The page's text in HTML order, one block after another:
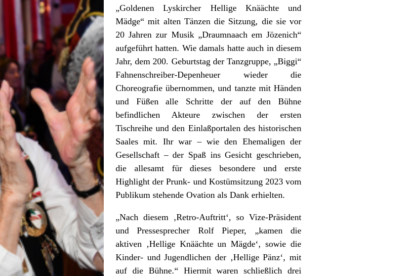
„Goldenen Lyskircher Hellige Knäächte und
Mädge“ mit alten Tänzen die Sitzung, die sie vor
20 Jahren zur Musik „Draumnaach em Jözenich“
aufgeführt hatten. Wie damals hatte auch in diesem
Jahr, dem 200. Geburtstag der Tanzgruppe, „Biggi“
Fahnenschreiber-Depenheuer wieder die
Choreografie übernommen, und tanzte mit Händen
und Füßen alle Schritte der auf den Bühne
befindlichen Akteure zwischen der ersten
Tischreihe und den Einlaßportalen des historischen
Saales mit. Ihr war – wie den Ehemaligen der
Gesellschaft – der Spaß ins Gesicht geschrieben,
die allesamt für dieses besondere und erste
Highlight der Prunk- und Kostümsitzung 2023 vom
Publikum stehende Ovation als Dank erhielten.
„Nach diesem ‚Retro-Auftritt‘, so Vize-Präsident
und Pressesprecher Rolf Pieper, „kamen die
aktiven ‚Hellige Knäächte un Mägde‘, sowie die
Kinder- und Jugendlichen der ‚Hellige Pänz‘, mit
auf die Bühne.“ Hiermit waren schließlich drei